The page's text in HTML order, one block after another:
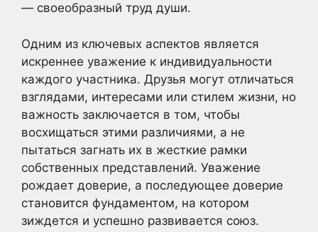
— своеобразный труд души.
Одним из ключевых аспектов является
искреннее уважение к индивидуальности
каждого участника. Друзья могут отличаться
взглядами, интересами или стилем жизни, но
важность заключается в том, чтобы
восхищаться этими различиями, а не
пытаться загнать их в жесткие рамки
собственных представлений. Уважение
рождает доверие, а последующее доверие
становится фундаментом, на котором
зиждется и успешно развивается союз.